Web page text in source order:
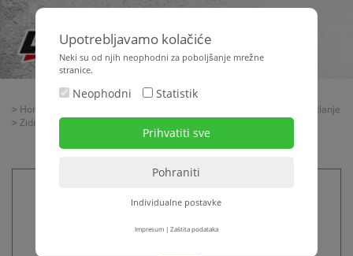
> Home
Alati za gletanje + špahtlanje
> Zidne špahtle
Upotrebljavamo kolačiće
Neki su od njih neophodni za poboljšanje mrežne
stranice.
Neophodni Statistik
Individualne postavke
Impresum| Zaštita podataka